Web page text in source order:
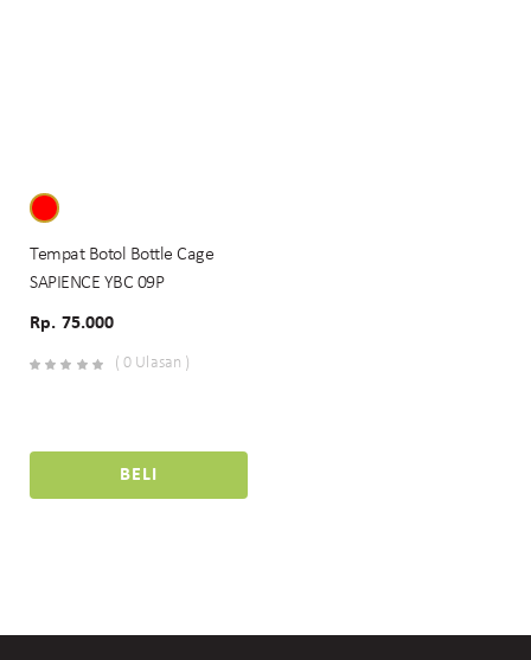
Tempat Botol Bottle Cage
SAPIENCE YBC 09P
Rp. 75.000
( 0 Ulasan )
BELI